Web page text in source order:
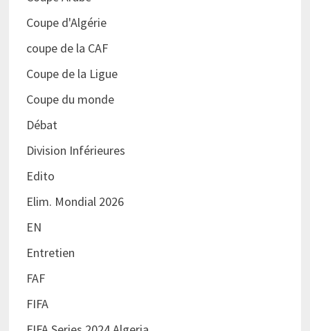
Coupe d'Algérie
coupe de la CAF
Coupe de la Ligue
Coupe du monde
Débat
Division Inférieures
Edito
Elim. Mondial 2026
EN
Entretien
FAF
FIFA